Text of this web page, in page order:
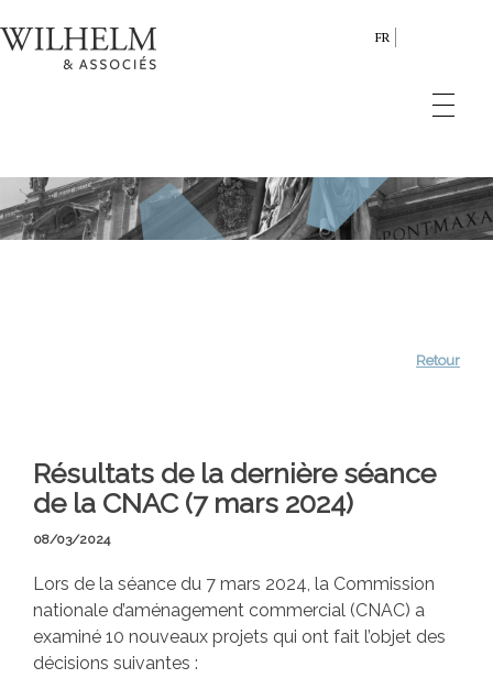
FR
Retour
Résultats de la dernière séance
de la CNAC (7 mars 2024)
08/03/2024
Lors de la séance du 7 mars 2024, la Commission
nationale d’aménagement commercial (CNAC) a
examiné 10 nouveaux projets qui ont fait l’objet des
décisions suivantes :